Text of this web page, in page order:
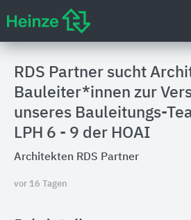
RDS Partner sucht
Bauleiter*innen zur
unseres Bauleitungs-
LPH 6 - 9 der HOAI
Architekten RDS Partner
vor 16 Tagen